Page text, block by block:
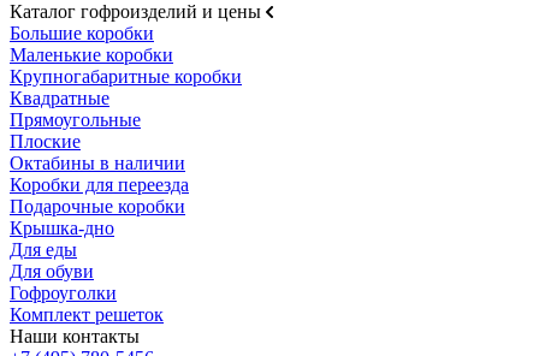
Каталог гофроизделий и цены
Большие коробки
Маленькие коробки
Крупногабаритные коробки
Квадратные
Прямоугольные
Плоские
Октабины в наличии
Коробки для переезда
Подарочные коробки
Крышка-дно
Для еды
Для обуви
Гофроуголки
Комплект решеток
Наши контакты